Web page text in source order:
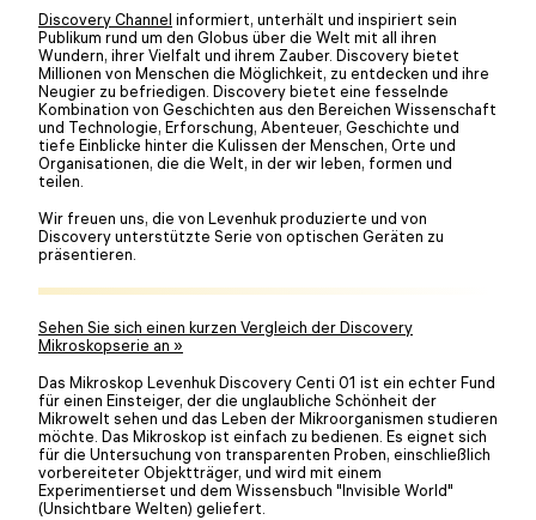
Discovery Channel informiert, unterhält und inspiriert sein
Publikum rund um den Globus über die Welt mit all ihren
Wundern, ihrer Vielfalt und ihrem Zauber. Discovery bietet
Millionen von Menschen die Möglichkeit, zu entdecken und ihre
Neugier zu befriedigen. Discovery bietet eine fesselnde
Kombination von Geschichten aus den Bereichen Wissenschaft
und Technologie, Erforschung, Abenteuer, Geschichte und
tiefe Einblicke hinter die Kulissen der Menschen, Orte und
Organisationen, die die Welt, in der wir leben, formen und
teilen.
Wir freuen uns, die von Levenhuk produzierte und von
Discovery unterstützte Serie von optischen Geräten zu
präsentieren.
Sehen Sie sich einen kurzen Vergleich der Discovery
Mikroskopserie an »
Das Mikroskop Levenhuk Discovery Centi 01 ist ein echter Fund
für einen Einsteiger, der die unglaubliche Schönheit der
Mikrowelt sehen und das Leben der Mikroorganismen studieren
möchte. Das Mikroskop ist einfach zu bedienen. Es eignet sich
für die Untersuchung von transparenten Proben, einschließlich
vorbereiteter Objektträger, und wird mit einem
Experimentierset und dem Wissensbuch "Invisible World"
(Unsichtbare Welten) geliefert.